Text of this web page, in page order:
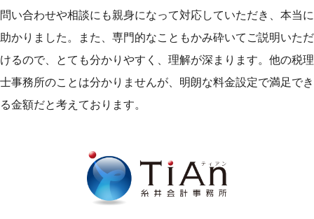
問い合わせや相談にも親身になって対応していただき、本当に
助かりました。また、専門的なこともかみ砕いてご説明いただ
けるので、とても分かりやすく、理解が深まります。他の税理
士事務所のことは分かりませんが、明朗な料金設定で満足でき
る金額だと考えております。